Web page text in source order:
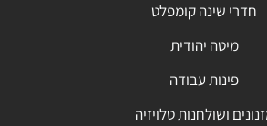
חדרי שינה קומפלט
מיטה יהודית
פינות עבודה
ושולחנות טלויזיה